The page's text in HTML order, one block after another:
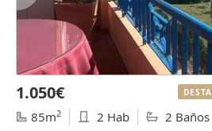
1.050€
85m2 2 Hab 2 Baños